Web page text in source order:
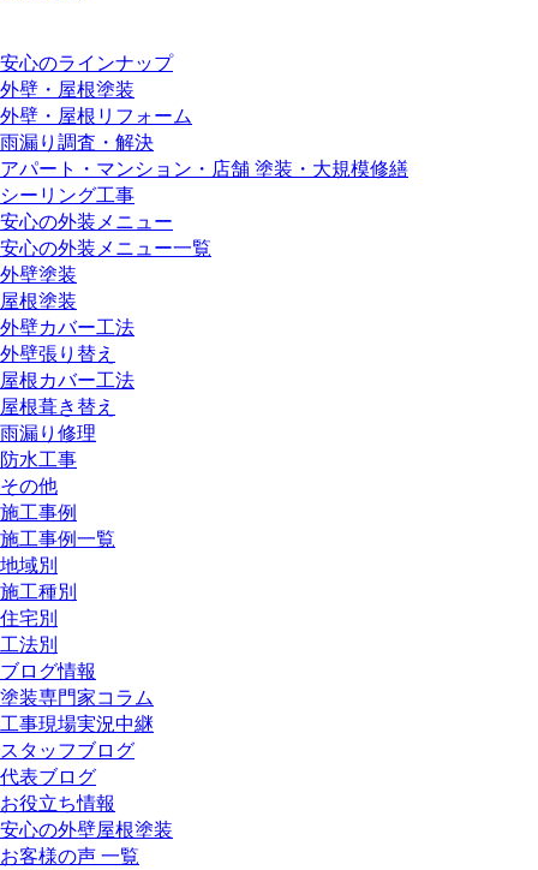
安心のラインナップ
外壁・屋根塗装
外壁・屋根リフォーム
雨漏り調査・解決
アパート・マンション・店舗 塗装・大規模修繕
シーリング工事
安心の外装メニュー
安心の外装メニュー一覧
外壁塗装
屋根塗装
外壁カバー工法
外壁張り替え
屋根カバー工法
屋根葺き替え
雨漏り修理
防水工事
その他
施工事例
施工事例一覧
地域別
施工種別
住宅別
工法別
ブログ情報
塗装専門家コラム
工事現場実況中継
スタッフブログ
代表ブログ
お役立ち情報
安心の外壁屋根塗装
お客様の声 一覧